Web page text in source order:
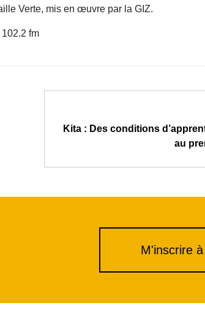
Verte, mis en œuvre par la GIZ.
fm
Kita : Des conditions
au
M'inscrire